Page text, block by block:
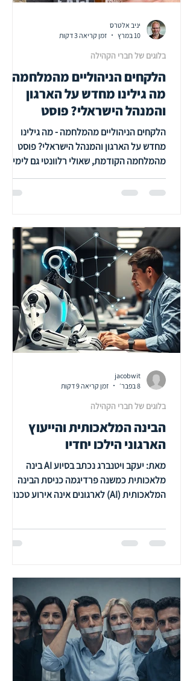
הלקחים הניהוליים מהמלחמה -
מה גילינו מחדש על הארגון
והמנהל הישראלי? פוסט
מהמלחמה הקודמת, שאולי
רלוונטי גם לימינו...
הלקחים הניהוליים מהמלחמה - מה גילינו
מחדש על הארגון והמנהל הישראלי? פוסט
מהמלחמה הקודמת, שאולי רלוונטי גם לימינו...
בלוגים של חברי הקהילה
יניב אלטרס
10 במרץ
זמן קריאה 3 דקות
הבינה המלאכותית והייעוץ
הארגוני הילכו יחדיו
מאת: יעקב ויטנברג נכתב בסיוע AI בינה
מלאכותית כמשנה פרדיגמה כניסת הבינה
המלאכותית (AI) לארגונים אינה אירוע טכנולוגי
והסמכות הניהולית. אתגר הטמעת AI מייצרת
טכנית, אך מזניחים את המטען הפסיכולוגי
והאתי שהאלגוריתם נושא עמו. המאמר מגדיר
את היועץ הארגוני כ"ארכיטקט תיווך" הפועל
לניהול הביטחון הפסיכולוגי, יציקת משמעות
לדאטה, שמירת סף אתית
בלוגים של חברי הקהילה
jacobwit
8 בפבר׳
זמן קריאה 9 דקות